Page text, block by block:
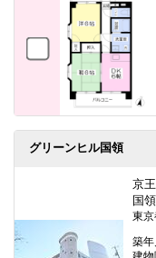
グリーンヒル国領
京
国
東
築